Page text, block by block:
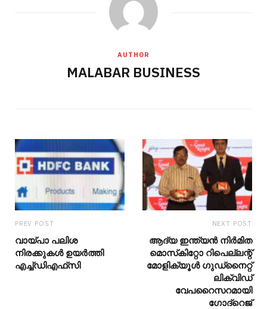
AUTHOR
MALABAR BUSINESS
PREV POST
വായ്പാ പലിശ
നിരക്കുകള്‍ ഉയര്‍ത്തി
എച്ച്ഡിഎഫ്‌സി
NEXT POST
ആദ്യ ഇന്ത്യന്‍ നിര്‍മിത
മൊസ്‌കിറ്റോ റിപെല്ലന്റ്
മോളിക്യൂള്‍ ഗുഡ്‌നൈറ്റ്
ലിക്വിഡ്
വേപറൈസറമായി
ഗോദ്‌റെജ്